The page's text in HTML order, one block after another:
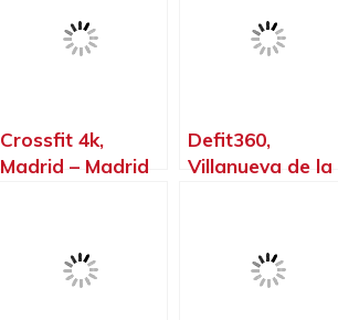
Crossfit 4k,
Madrid – Madrid
Defit360,
Villanueva de la